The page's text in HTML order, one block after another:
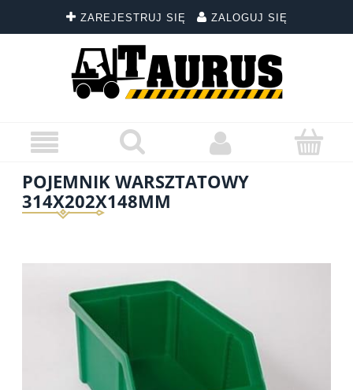
ZAREJESTRUJ SIĘ ZALOGUJ SIĘ
POJEMNIK WARSZTATOWY
314X202X148MM